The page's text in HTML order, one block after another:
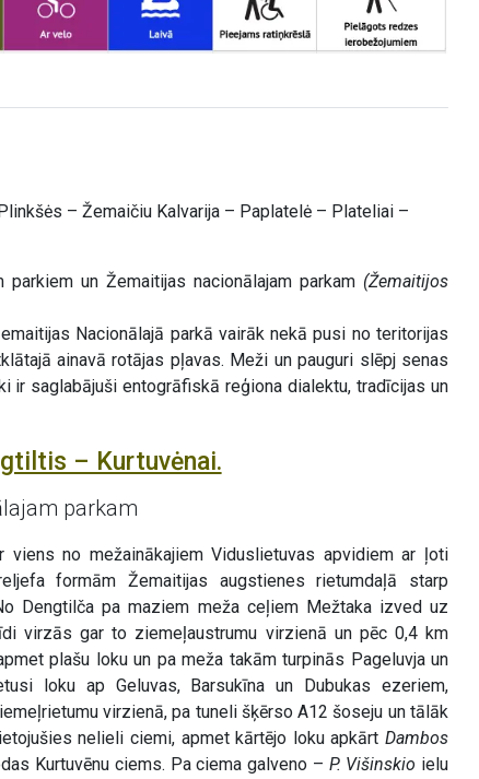
– Žemaičiu Kalvarija – Paplatelė – Plateliai –
parkiem un Žemaitijas nacionālajam parkam (Žemaitijos
Nacionālajā parkā vairāk nekā pusi no teritorijas
ainavā rotājas pļavas. Meži un pauguri slēpj senas
saglabājuši entogrāfiskā reģiona dialektu, tradīcijas un
– Kurtuvėnai.
parkam
viens no mežainākajiem Viduslietuvas apvidiem ar ļoti
formām Žemaitijas augstienes rietumdaļā starp
Dengtilča pa maziem meža ceļiem Mežtaka izved uz
virzās gar to ziemeļaustrumu virzienā un pēc 0,4 km
plašu loku un pa meža takām turpinās Pageluvja un
loku ap Geluvas, Barsukīna un Dubukas ezeriem,
virzienā, pa tuneli šķērso A12 šoseju un tālāk
nelieli ciemi, apmet kārtējo loku apkārt Dambos
Kurtuvēnu ciems. Pa ciema galveno – P. Višinskio ielu